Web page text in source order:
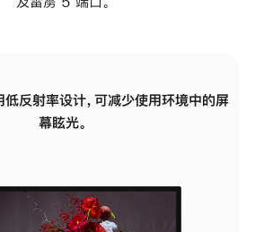
反射率设计，可减少使用环境中的屏
幕眩光。